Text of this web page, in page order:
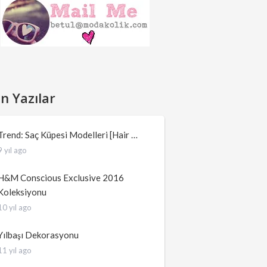
Yazılar
Saç Küpesi Modelleri [Hair …
yıl ago
Conscious Exclusive 2016
yıl ago
Dekorasyonu
yıl ago